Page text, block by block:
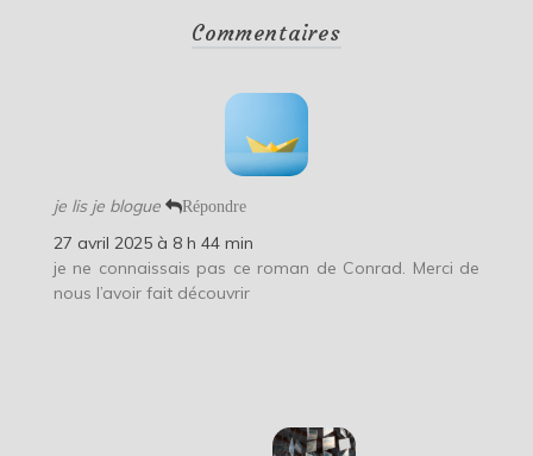
Commentaires
je lis je blogue Répondre
27 avril 2025 à 8 h 44 min
je ne connaissais pas ce roman de Conrad. Merci de
nous l’avoir fait découvrir